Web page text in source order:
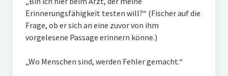
Erinnerungsfähigkeit testen will?“ (Fischer auf die
Frage, ob er sich an eine zuvor von ihm
vorgelesene Passage erinnern könne.)
„Wo Menschen sind, werden Fehler gemacht.“